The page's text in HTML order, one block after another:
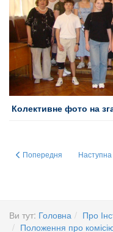
Колективне фото на
Попередня стаття:
Попередня Наступна
Наступна
Ви тут: Головна
Про
Положення про